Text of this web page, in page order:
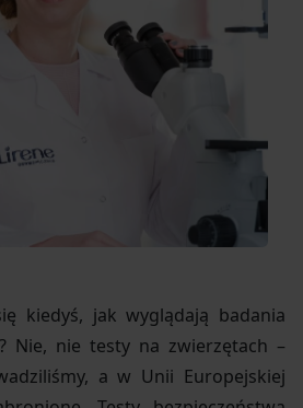
kiedyś, jak wyglądają badania
Nie, nie testy na zwierzętach –
a w Unii Europejskiej